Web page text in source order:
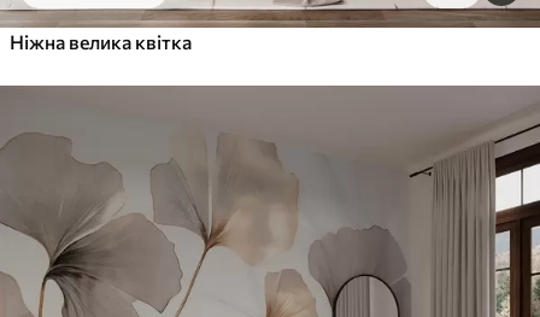
Ніжна велика квітка